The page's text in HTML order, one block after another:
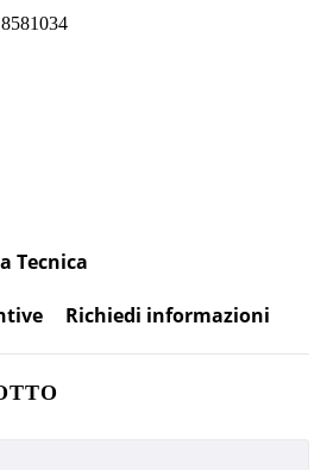
Tecnica
Richiedi informazioni